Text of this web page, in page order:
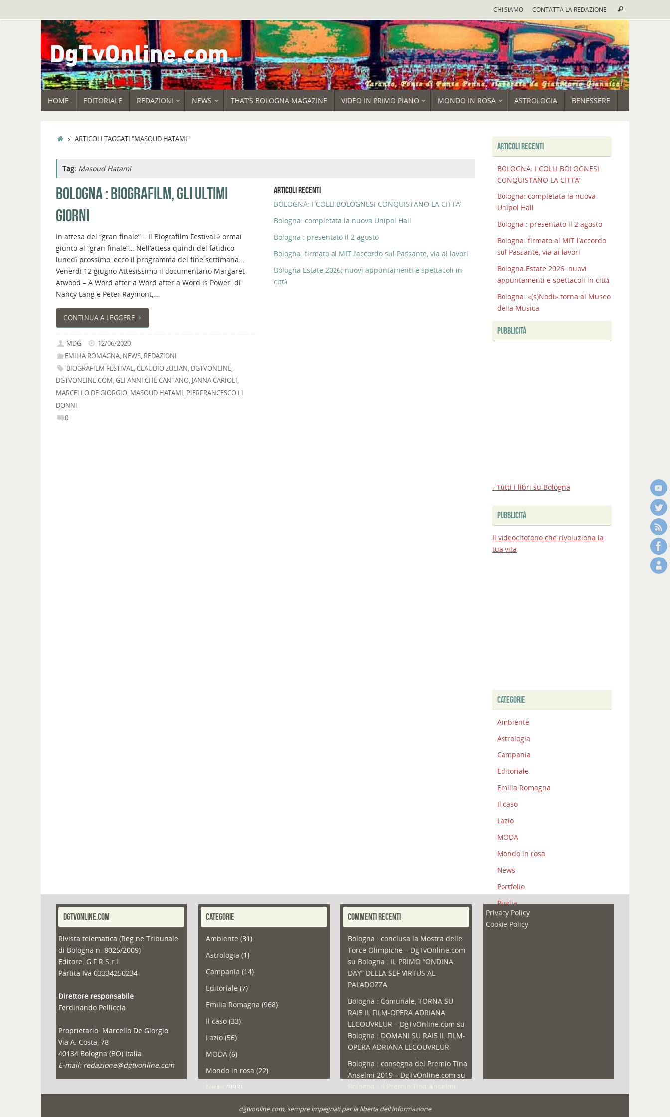
CHI SIAMO CONTATTA LA REDAZIONE Cerca
HOME EDITORIALE REDAZIONI NEWS THAT’S BOLOGNA MAGAZINE VIDEO IN PRIMO PIANO MONDO IN ROSA ASTROLOGIA BENESSERE
HOMEARTICOLI TAGGATI "MASOUD HATAMI"
Tag: Masoud Hatami
BOLOGNA : BIOGRAFILM, GLI ULTIMI
GIORNI
In attesa del “gran finale”… Il Biografilm Festival è ormai
giunto al “gran finale”… Nell’attesa quindi del fatidico
lunedì prossimo, ecco il programma del fine settimana…
Venerdì 12 giugno Attesissimo il documentario Margaret
Atwood – A Word after a Word after a Word is Power di
Nancy Lang e Peter Raymont,…
CONTINUA A LEGGERE
MDG
12/06/2020
EMILIA ROMAGNA, NEWS, REDAZIONI
BIOGRAFILM FESTIVAL,CLAUDIO ZULIAN, DGTVONLINE,
DGTVONLINE.COM,GLI ANNI CHE CANTANO, JANNA CARIOLI,
MARCELLO DE GIORGIO, MASOUD HATAMI, PIERFRANCESCO LI
DONNI
0
ARTICOLI RECENTI
BOLOGNA: I COLLI BOLOGNESI CONQUISTANO LA CITTA’
Bologna: completata la nuova Unipol Hall
Bologna : presentato il 2 agosto
Bologna: firmato al MIT l’accordo sul Passante, via ai lavori
Bologna Estate 2026: nuovi appuntamenti e spettacoli in
città
ARTICOLI RECENTI
BOLOGNA: I COLLI BOLOGNESI
CONQUISTANO LA CITTA’
Bologna: completata la nuova
Unipol Hall
Bologna : presentato il 2 agosto
Bologna: firmato al MIT l’accordo
sul Passante, via ai lavori
Bologna Estate 2026: nuovi
appuntamenti e spettacoli in città
Bologna: «(s)Nodi» torna al Museo
della Musica
PUBBLICITÀ
- Tutti i libri su Bologna
PUBBLICITÀ
Il videocitofono che rivoluziona la
tua vita
CATEGORIE
Ambiente
Astrologia
Campania
Editoriale
Emilia Romagna
Il caso
Lazio
MODA
Mondo in rosa
News
Portfolio
Puglia
Redazioni
DGTVONLINE.COM
Rivista telematica (Reg.ne Tribunale
di Bologna n. 8025/2009)
Editore: G.F.R S.r.l.
Partita Iva 03334250234
Direttore responsabile
Ferdinando Pelliccia
Proprietario: Marcello De Giorgio
Via A. Costa, 78
40134 Bologna (BO) Italia
E-mail: redazione@dgtvonline.com
CATEGORIE
Ambiente (31)
Astrologia (1)
Campania (14)
Editoriale (7)
Emilia Romagna (968)
Il caso(33)
Lazio(56)
MODA(6)
Mondo in rosa (22)
(993)
COMMENTI RECENTI
Bologna : conclusa la Mostra delle
Torce Olimpiche – DgTvOnline.com
su Bologna : IL PRIMO “ONDINA
DAY” DELLA SEF VIRTUS AL
PALADOZZA
Bologna : Comunale, TORNA SU
RAI5 IL FILM-OPERA ADRIANA
LECOUVREUR – DgTvOnline.com su
Bologna : DOMANI SU RAI5 IL FILM-
OPERA ADRIANA LECOUVREUR
Bologna : consegna del Premio Tina
Anselmi 2019 – DgTvOnline.com su
Privacy Policy
Cookie Policy
dgtvonline.com, sempre impegnati per la liberta dell'informazione